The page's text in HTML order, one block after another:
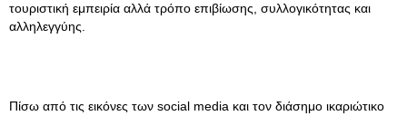
τουριστική εμπειρία αλλά τρόπο επιβίωσης, συλλογικότητας και
αλληλεγγύης.
Πίσω από τις εικόνες των social media και τον διάσημο ικαριώτικο